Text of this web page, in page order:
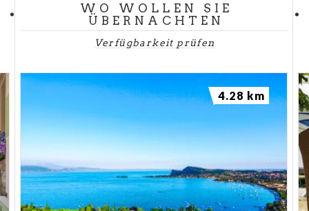
WO WOLLEN SIE
ÜBERNACHTEN
Verfügbarkeit prüfen
4.28 km